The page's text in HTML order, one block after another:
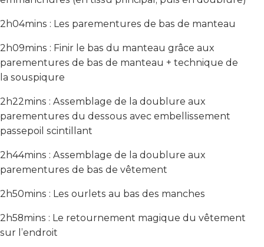
2h04mins : Les parementures de bas de manteau
2h09mins : Finir le bas du manteau grâce aux
parementures de bas de manteau + technique de
la souspiqure
2h22mins : Assemblage de la doublure aux
parementures du dessous avec embellissement
passepoil scintillant
2h44mins : Assemblage de la doublure aux
parementures de bas de vêtement
2h50mins : Les ourlets au bas des manches
2h58mins : Le retournement magique du vêtement
sur l’endroit